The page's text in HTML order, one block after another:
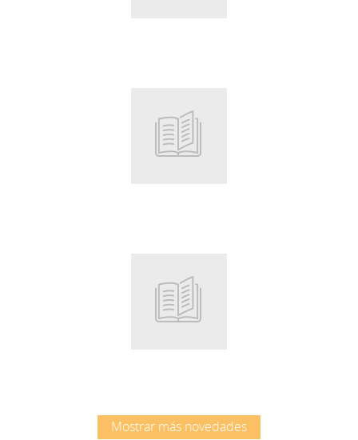
Root
Root
Mostrar más novedades